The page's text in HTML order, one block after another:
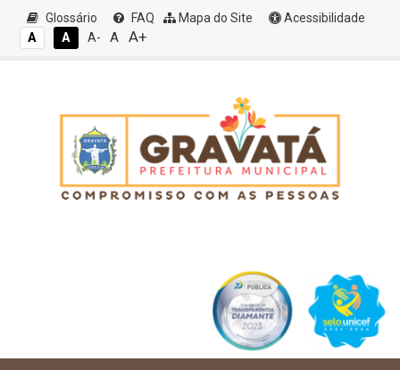
Glossário FAQ Mapa do Site
Acessibilidade
A
A A- A A+